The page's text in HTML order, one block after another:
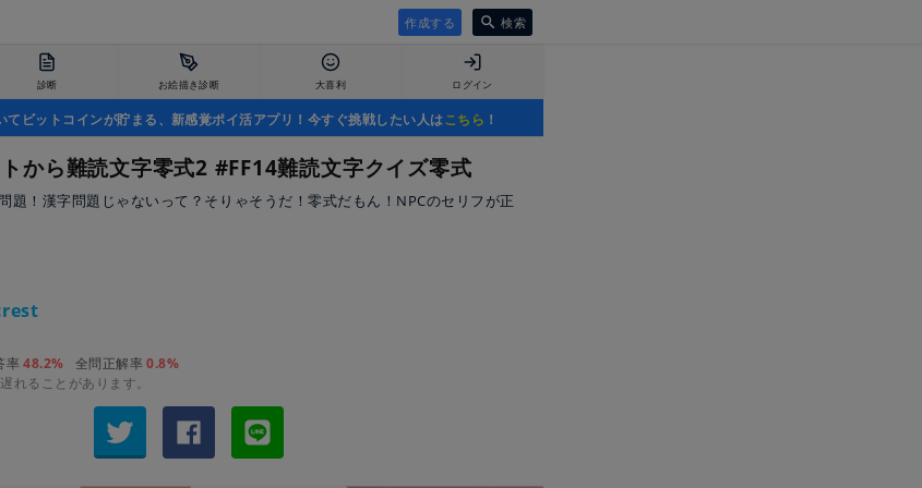
作成する 検索
診断 お絵描き診断 大喜利 ログイン
ビットコインが貯まる、新感覚ポイ活アプリ！今すぐ挑戦したい人はこちら ！
から難読文字零式2 #FF14難読文字クイズ零式
題！漢字問題じゃないって？そりゃそうだ！零式だもん！NPCのセリフが正
率48.2% 全問正解率0.8%
れることがあります。